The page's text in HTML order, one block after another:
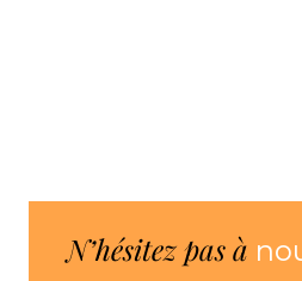
N’hésitez pas à